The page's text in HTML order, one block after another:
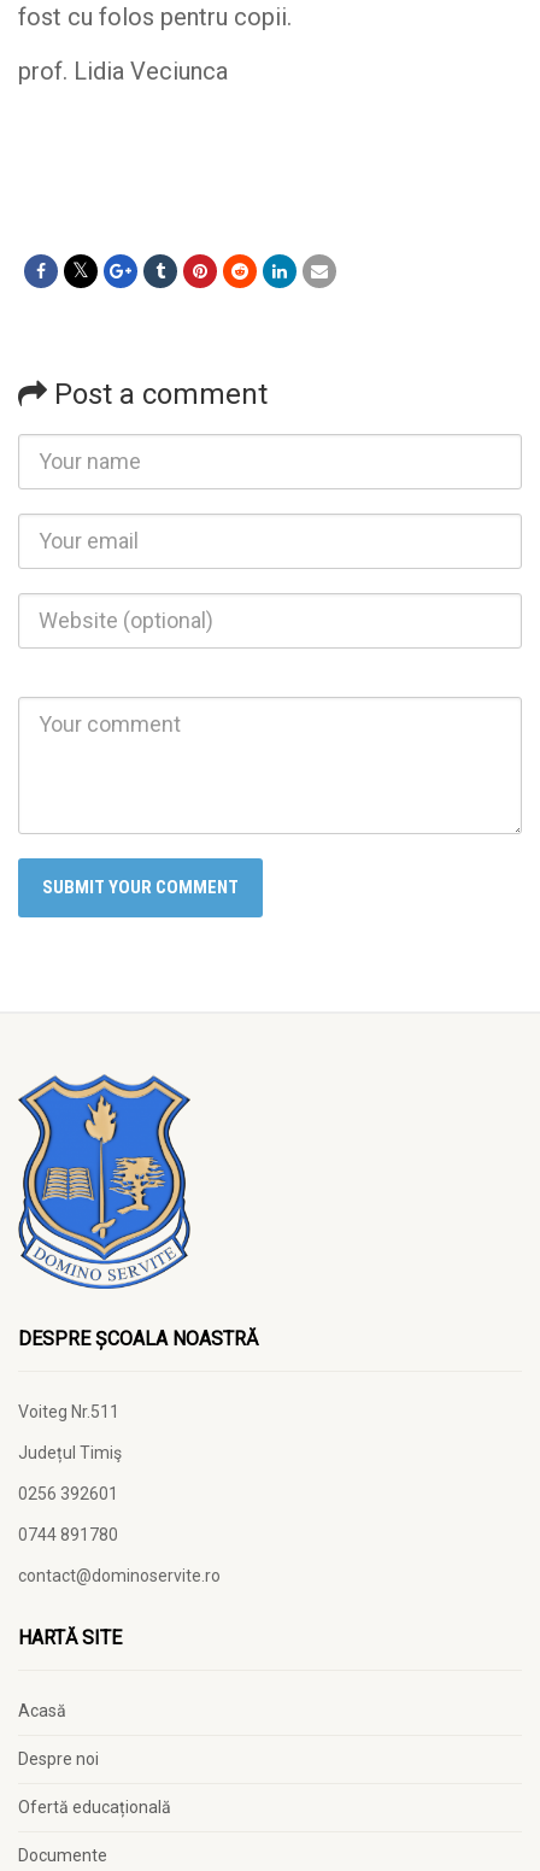
fost cu folos pentru copii.
prof. Lidia Veciunca
Post a comment
DESPRE ȘCOALA NOASTRĂ
Voiteg Nr.511
Județul Timiş
0256 392601
0744 891780
contact@dominoservite.ro
HARTĂ SITE
Acasă
Despre noi
Ofertă educațională
Documente